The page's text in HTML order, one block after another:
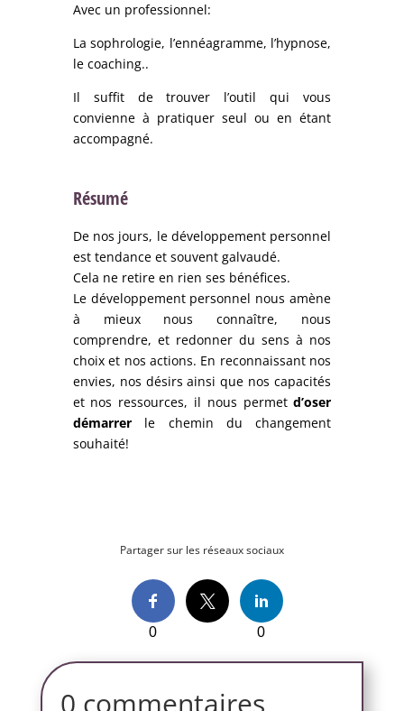
Avec un professionnel:
La sophrologie, l’ennéagramme, l’hypnose,
le coaching..
Il suffit de trouver l’outil qui vous
convienne à pratiquer seul ou en étant
accompagné.
Résumé
De nos jours, le développement personnel
est tendance et souvent galvaudé.
Cela ne retire en rien ses bénéfices.
Le développement personnel nous amène
à mieux nous connaître, nous
comprendre, et redonner du sens à nos
choix et nos actions. En reconnaissant nos
envies, nos désirs ainsi que nos capacités
et nos ressources, il nous permet d’oser
démarrer
le chemin du changement
souhaité!
Partager sur les réseaux sociaux
0 0